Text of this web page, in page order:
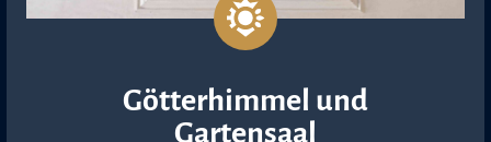
Götterhimmel und
Gartensaal